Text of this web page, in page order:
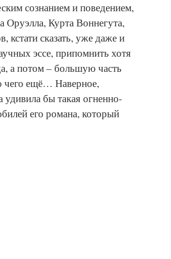
сознанием и поведением,
Курта Воннегута,
кстати сказать, уже даже и
эссе, припомнить хотя
а потом – большую часть
чего ещё… Наверное,
бы такая огненно-
его романа, который